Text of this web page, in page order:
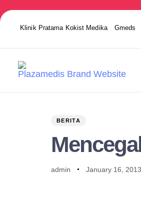
Klinik Pratama Kokist Medika Gmeds
BERITA
admin January 16, 2013